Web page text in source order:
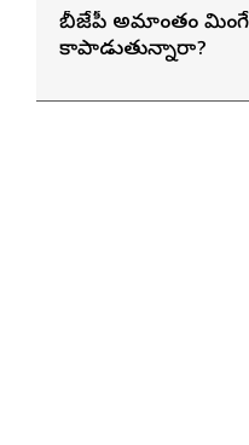
బీజేపీ అమాంతం
కాపాడుతున్నారా?